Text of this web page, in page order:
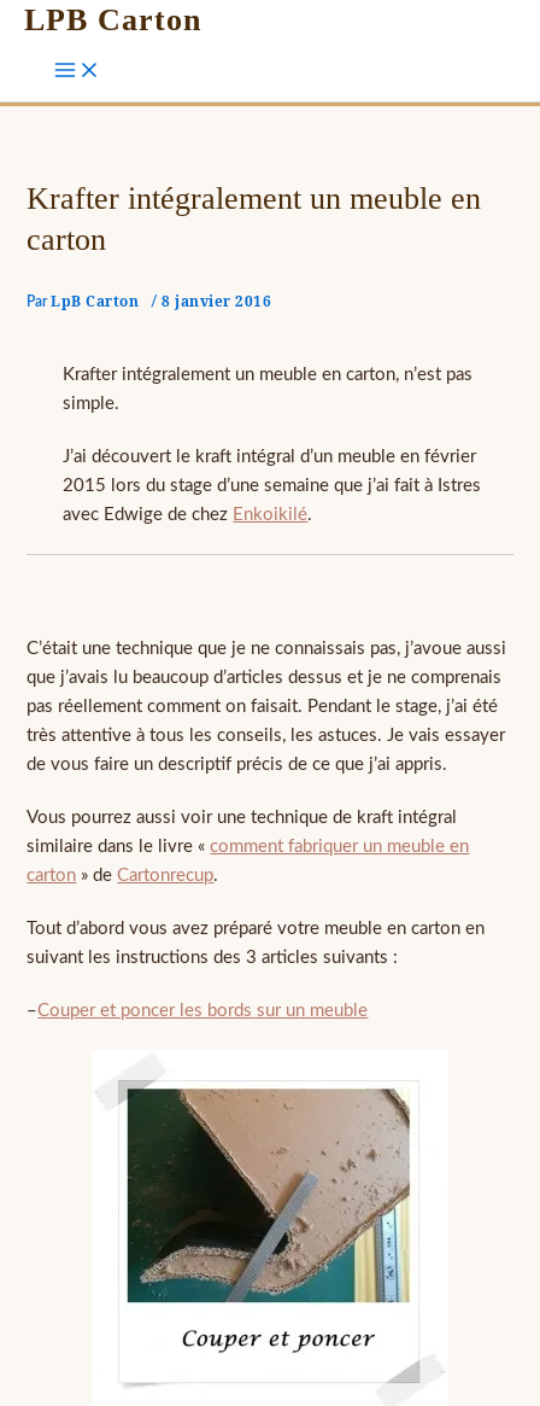
LPB Carton
Krafter intégralement un meuble en
carton
ParLpB Carton /8 janvier 2016
Krafter intégralement un meuble en carton, n’est pas
simple.
J’ai découvert le kraft intégral d’un meuble en février
2015 lors du stage d’une semaine que j’ai fait à Istres
avec Edwige de chez Enkoikilé.
C’était une technique que je ne connaissais pas, j’avoue aussi
que j’avais lu beaucoup d’articles dessus et je ne comprenais
pas réellement comment on faisait. Pendant le stage, j’ai été
très attentive à tous les conseils, les astuces. Je vais essayer
de vous faire un descriptif précis de ce que j’ai appris.
Vous pourrez aussi voir une technique de kraft intégral
similaire dans le livre «comment fabriquer un meuble en
carton » deCartonrecup.
Tout d’abord vous avez préparé votre meuble en carton en
suivant les instructions des 3 articles suivants :
–Couper et poncer les bords sur un meuble